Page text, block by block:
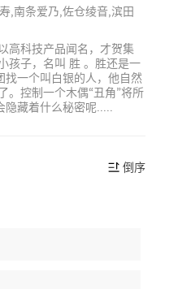
,南条爱乃,佐仓绫音,滨田
高科技产品闻名，才贺集
孩子，名叫 胜 。胜还是一
找一个叫白银的人，他自然
。控制一个木偶“丑角”将所
隐藏着什么秘密呢.....
倒序